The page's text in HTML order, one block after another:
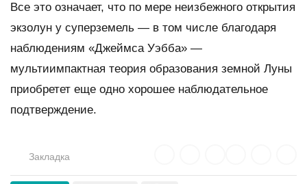
Все это означает, что по мере неизбежного открытия
экзолун у суперземель — в том числе благодаря
наблюдениям «Джеймса Уэбба» —
мультиимпактная теория образования земной Луны
приобретет еще одно хорошее наблюдательное
подтверждение.
Закладка